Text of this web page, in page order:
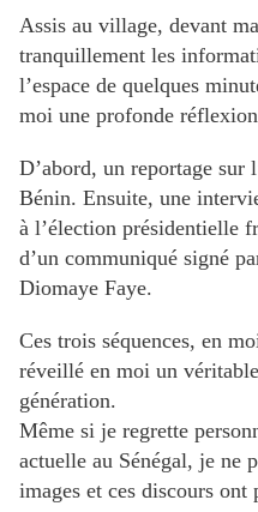
Assis au village, devant
tranquillement les
l’espace de quelques
moi une profonde
D’abord, un reportage sur
Bénin. Ensuite, une
à l’élection présidentielle
d’un communiqué signé
Diomaye Faye.
Ces trois séquences, en
réveillé en moi un
génération.
Même si je regrette
actuelle au Sénégal, je ne
images et ces discours